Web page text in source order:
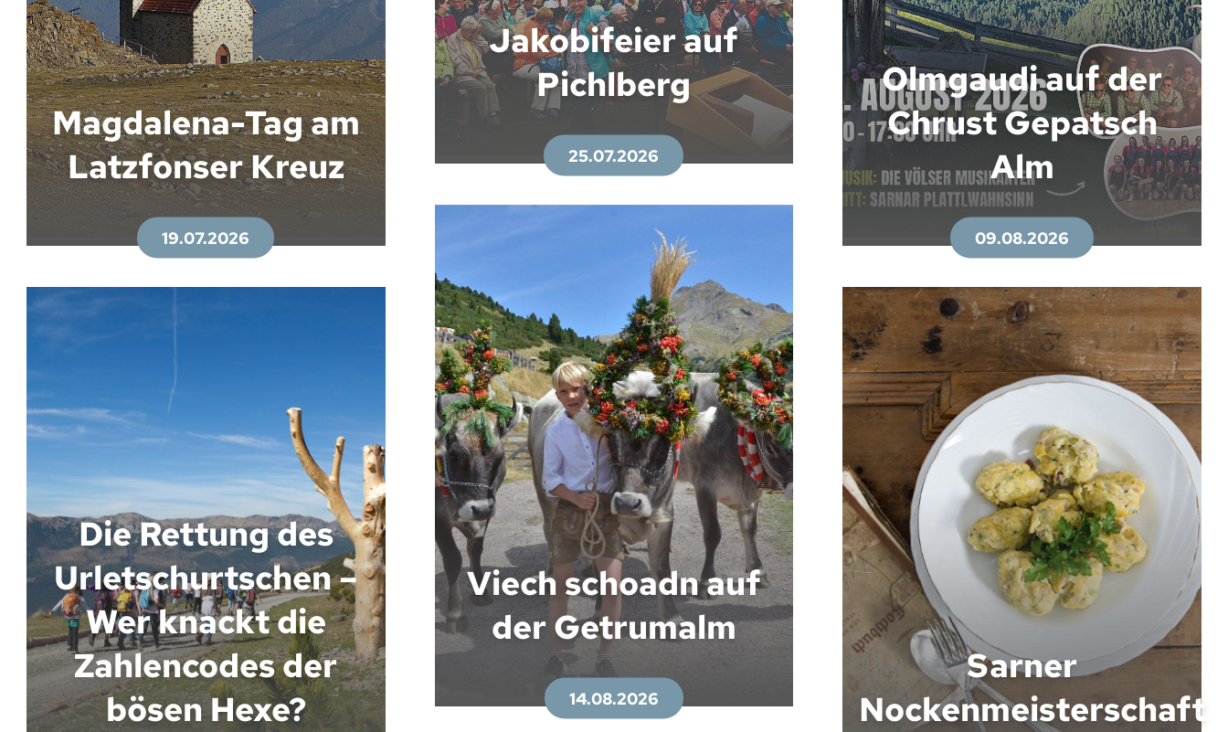
Magdalena-Tag am
Latzfonser Kreuz
19.07.2026
Jakobifeier auf
Pichlberg
25.07.2026
Olmgaudi auf der
Chrust Gepatsch
Alm
09.08.2026
Die Rettung des
Urletschurtschen –
Wer knackt die
Zahlencodes der
bösen Hexe?
Viech schoadn auf
der Getrumalm
14.08.2026
Sarner
Nockenmeisterschaft